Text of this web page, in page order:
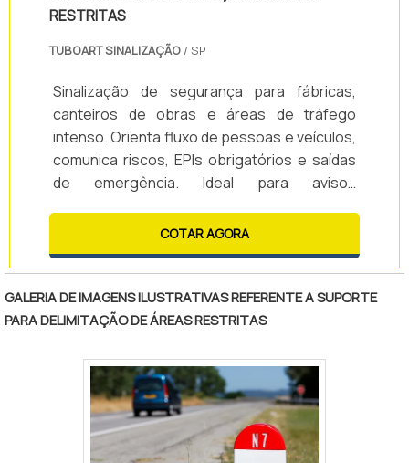
RESTRITAS
TUBOART SINALIZAÇÃO / SP
Sinalização de segurança para fábricas,
canteiros de obras e áreas de tráfego
intenso. Orienta fluxo de pessoas e veículos,
comunica riscos, EPIs obrigatórios e saídas
de emergência. Ideal para avisos
comunicação rápida em ambientes
industriais e comerciais.
COTAR AGORA
GALERIA DE IMAGENS ILUSTRATIVAS REFERENTE A SUPORTE
PARA DELIMITAÇÃO DE ÁREAS RESTRITAS